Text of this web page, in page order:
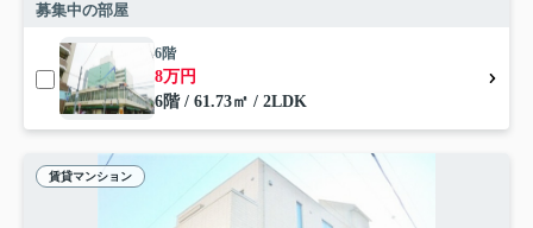
募集中の部屋
6階
8万円
6階 / 61.73㎡ / 2LDK
賃貸マンション